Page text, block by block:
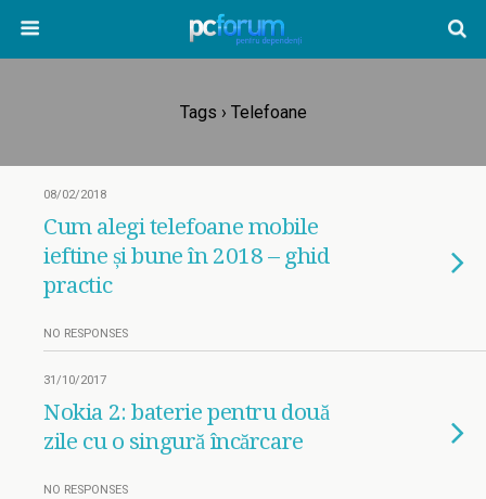
Tags › Telefoane
08/02/2018
Cum alegi telefoane mobile
ieftine și bune în 2018 – ghid
practic
NO RESPONSES
31/10/2017
Nokia 2: baterie pentru două
zile cu o singură încărcare
NO RESPONSES